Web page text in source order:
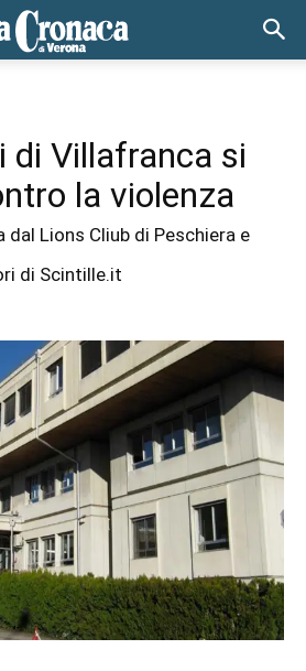
di Villafranca si
la violenza
dal Lions Cliub di Peschiera e
di Scintille.it